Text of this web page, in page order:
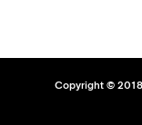
Copyright © 2018